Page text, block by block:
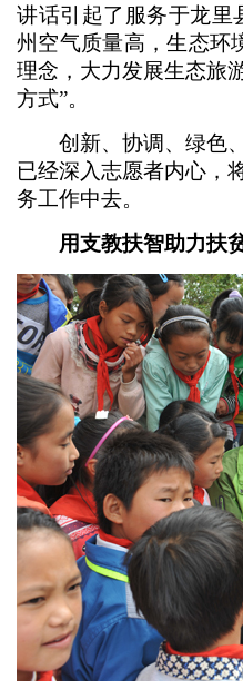
讲话引起了服务于龙里
州空气质量高，生态环
理念，大力发展生态旅
方式”。
创新、协调、绿色、
已经深入志愿者内心，
务工作中去。
用支教扶智助力扶